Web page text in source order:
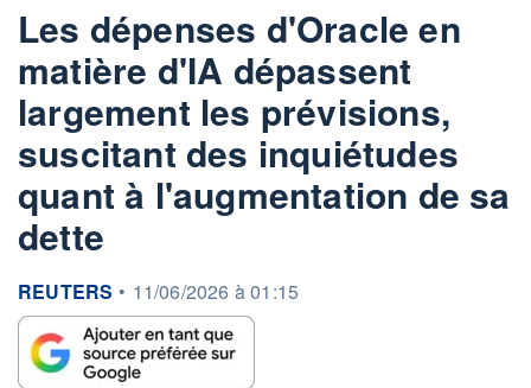
Les dépenses d'Oracle en
matière d'IA dépassent
largement les prévisions,
suscitant des inquiétudes
quant à l'augmentation de sa
dette
information fournie par
REUTERS • 11/06/2026 à 01:15